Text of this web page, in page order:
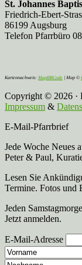
St. Johannes
Friedrich-Ebert-
86199 Augsburg
Telefon Pfarrbüro
Kartennachweis: MapBBCode | Map ©
Copyright © 2026 ·
Impressum &
E-Mail-Pfarrbrief
Jede Woche Neues
Peter & Paul,
Lesen Sie
Termine. Fotos und
Jeden
Jetzt anmelden.
E-Mail-Adresse